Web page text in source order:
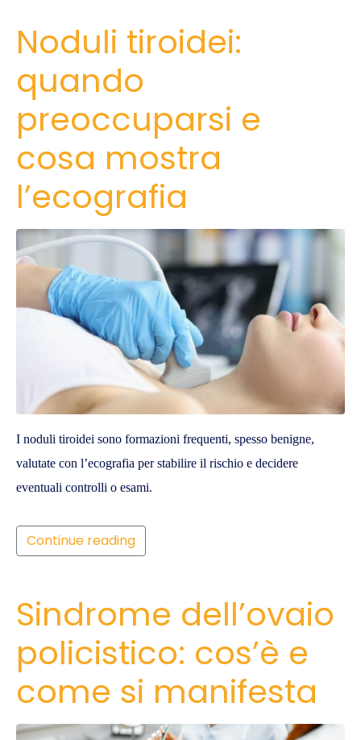
Noduli tiroidei:
quando
preoccuparsi e
cosa mostra
l’ecografia
I noduli tiroidei sono formazioni frequenti, spesso benigne,
valutate con l’ecografia per stabilire il rischio e decidere
eventuali controlli o esami.
Continue reading
Sindrome dell’ovaio
policistico: cos’è e
come si manifesta